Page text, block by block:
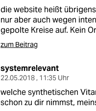
die website heißt
nur aber auch wegen
gepolte Kreise auf. Kein
zum Beitrag
systemrelevant
22.05.2018 , 11:35 Uhr
welche synthetischen
schon zu dir nimmst,